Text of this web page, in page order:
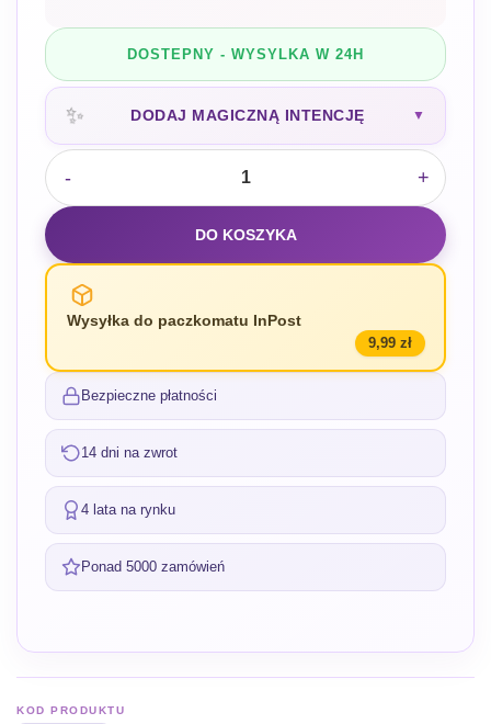
DOSTEPNY - WYSYLKA W 24H
✨ DODAJ MAGICZNĄ INTENCJĘ ▼
- +
DO KOSZYKA
Wysyłka do paczkomatu InPost
9,99 zł
Bezpieczne płatności
14 dni na zwrot
4 lata na rynku
Ponad 5000 zamówień
KOD PRODUKTU